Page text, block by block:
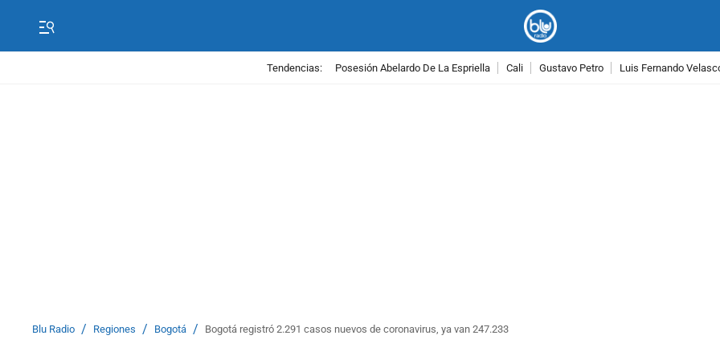
Tendencias: Posesión Abelardo De La Espriella Cali Gustavo Petro Luis Fernando
Blu Radio / Regiones / Bogotá / Bogotá registró 2.291 casos nuevos de coronavirus, ya van 247.233